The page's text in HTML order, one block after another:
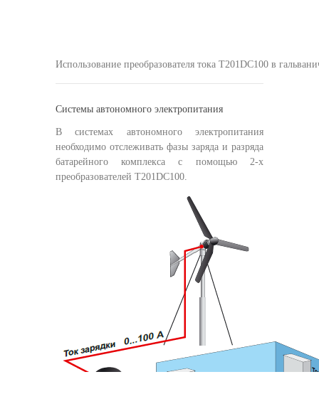
Использование преобразователя тока T201DC100 в
Системы автономного электропитания
В системах автономного электропитания
необходимо отслеживать фазы заряда и разряда
батарейного комплекса с помощью 2-х
преобразователей Т201DC100.